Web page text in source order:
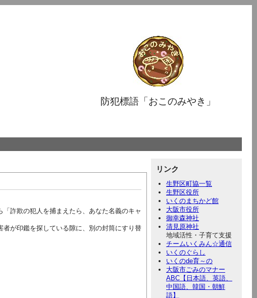
防犯標語「おこのみやき」
リンク
生野区町協一覧
生野区役所
いくのまちかど館
大阪市役所
御幸森神社
清見原神社
地域活性・子育て支援
チームいくみん☆通信
いくのぐらし
いくのde育～の
大阪市ごみのマナー
ABC【日本語、英語、
中国語、韓国・朝鮮
語】
詐欺の犯人を捕まえたら、あなた名義のキャ
が印鑑を探している隙に、別の封筒にすり替